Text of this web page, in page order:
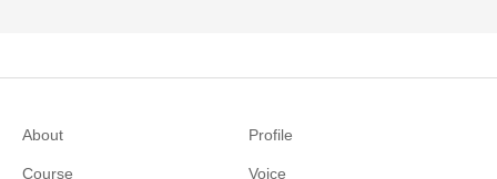
About Profile
Course Voice